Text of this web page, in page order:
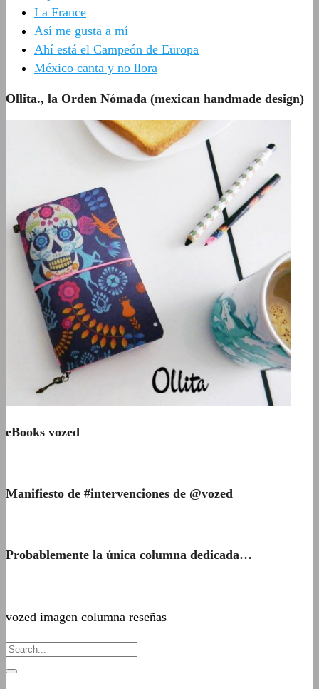
La France
Así me gusta a mí
Ahí está el Campeón de Europa
México canta y no llora
Ollita., la Orden Nómada (mexican handmade design)
eBooks vozed
Manifiesto de #intervenciones de @vozed
Probablemente la única columna dedicada…
vozed imagen columna reseñas